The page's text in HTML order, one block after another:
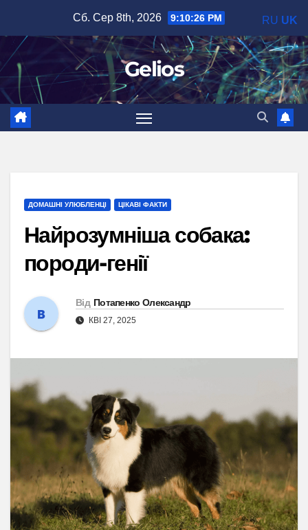
вмісту
Сб. Сер 8th, 2026 9:10:27 PM
Gelios
ДОМАШНІ УЛЮБЛЕНЦІ ЦІКАВІ ФАКТИ
Найрозумніша собака:
породи-генії
Від Потапенко Олександр
КВІ 27, 2025
RU UK